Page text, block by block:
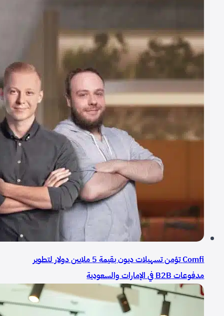
Comfi تؤمن تسهيلات ديون بقيمة 5 ملايين دولار لتطوير
مدفوعات B2B في الإمارات والسعودية